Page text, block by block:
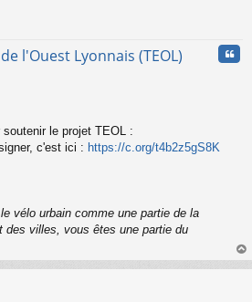
l'Ouest Lyonnais (TEOL)
le projet TEOL :
c'est ici : https://c.org/t4b2z5gS8K
vélo urbain comme une partie de la
des villes, vous êtes une partie du
au